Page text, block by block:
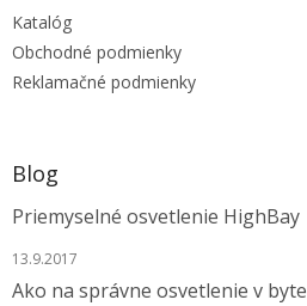
Katalóg
Obchodné podmienky
Reklamačné podmienky
Blog
Priemyselné osvetlenie HighBay
13.9.2017
Ako na správne osvetlenie v byte